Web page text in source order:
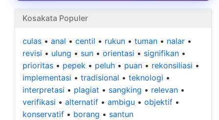
Kosakata Populer
culas • anal • centil • rukun • tuman • nalar •
revisi • ulung • sun • orientasi • signifikan •
prioritas • pepek • peluh • puan • rekonsiliasi •
implementasi • tradisional • teknologi •
interpretasi • plagiat • sangking • relevan •
verifikasi • alternatif • ambigu • objektif •
konservatif • borang • santun